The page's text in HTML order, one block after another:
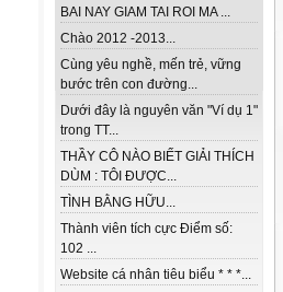
BAI NAY GIAM TAI ROI MA ...
Chào 2012 -2013...
Cùng yêu nghề, mến trẻ, vững
bước trên con đường...
Dưới đây là nguyên văn "Ví dụ 1"
trong TT...
THẦY CÔ NÀO BIẾT GIẢI THÍCH
DÙM : TÔI ĐƯỢC...
TÌNH BẰNG HỮU...
Thành viên tích cực Điểm số:
102 ...
Website cá nhân tiêu biểu * * *...